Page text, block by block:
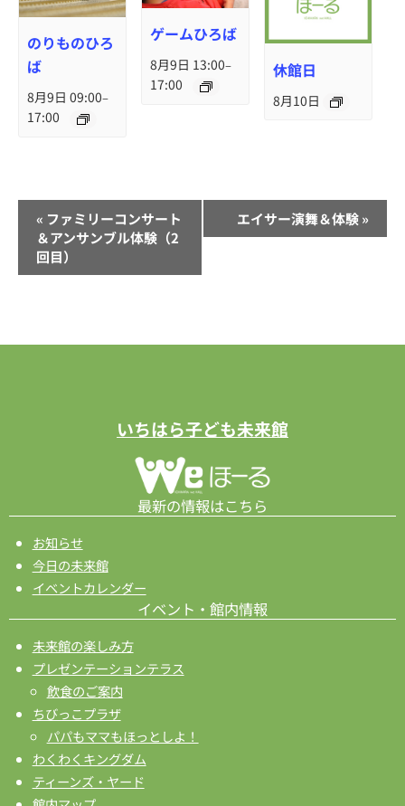
のりものひろ
ば
8月9日 09:00–
17:00
ゲームひろば
8月9日 13:00–
17:00
休館日
8月10日
ビ
« ファミリーコンサート
＆アンサンブル体験（2
回目）
エイサー演舞＆体験»
いちはら子ども未来館
最新の情報はこちら
お知らせ
今日の未来館
イベントカレンダー
イベント・館内情報
未来館の楽しみ方
プレゼンテーションテラス
飲食のご案内
ちびっこプラザ
パパもママもほっとしよ！
わくわくキングダム
ティーンズ・ヤード